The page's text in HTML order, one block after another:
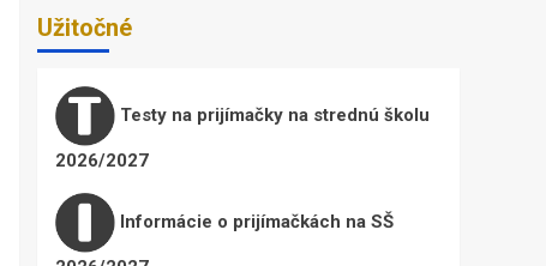
Užitočné
Testy na prijímačky na strednú školu
2026/2027
Informácie o prijímačkách na SŠ